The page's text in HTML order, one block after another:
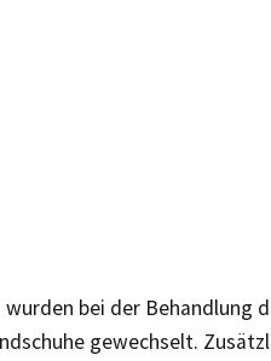
bei der Behandlung
gewechselt.